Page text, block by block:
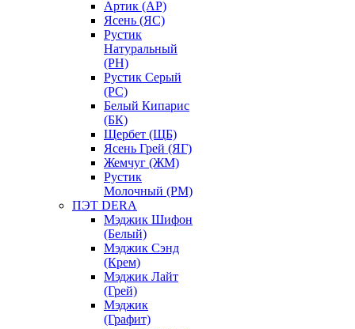
Артик (АР)
Ясень (ЯС)
Рустик
Натуральный
(РН)
Рустик Серый
(РС)
Белый Кипарис
(БК)
Щербет (ЩБ)
Ясень Грей (ЯГ)
Жемчуг (ЖМ)
Рустик
Молочный (РМ)
ПЭТ DERA
Мэджик Шифон
(Белый)
Мэджик Сэнд
(Крем)
Мэджик Лайт
(Грей)
Мэджик
(Графит)